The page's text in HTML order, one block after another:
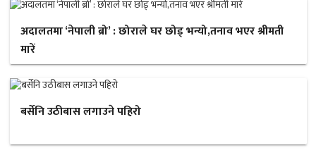
अदालतमा ‘नेपाली ब्रो’ : छोराले घर छोड् भन्यो,तनाव भएर श्रीमती
मारें
बर्सेनि उठीबास लगाउने पहिरो